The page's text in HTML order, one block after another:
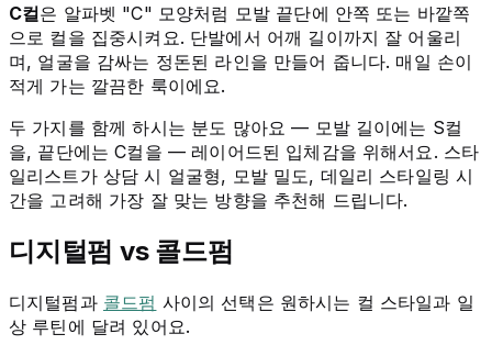
C컬은 알파벳 "C" 모양처럼 모발 끝단에 안쪽 또는 바깥쪽
으로 컬을 집중시켜요. 단발에서 어깨 길이까지 잘 어울리
며, 얼굴을 감싸는 정돈된 라인을 만들어 줍니다. 매일 손이
적게 가는 깔끔한 룩이에요.
두 가지를 함께 하시는 분도 많아요 — 모발 길이에는 S컬
을, 끝단에는 C컬을 — 레이어드된 입체감을 위해서요. 스타
일리스트가 상담 시 얼굴형, 모발 밀도, 데일리 스타일링 시
간을 고려해 가장 잘 맞는 방향을 추천해 드립니다.
디지털펌 vs 콜드펌
디지털펌과 콜드펌 사이의 선택은 원하시는 컬 스타일과 일
상 루틴에 달려 있어요.